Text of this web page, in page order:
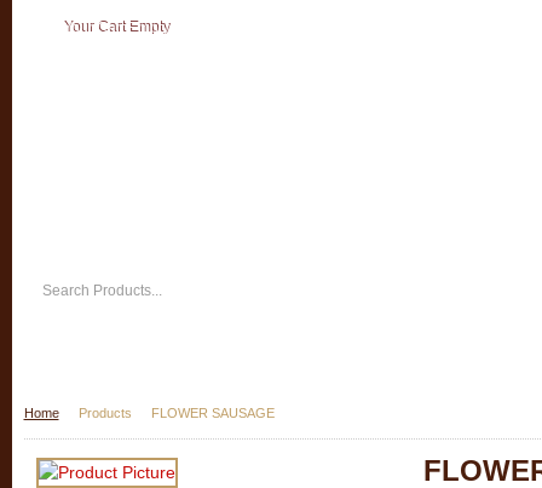
Your Cart Empty
Home Products FLOWER SAUSAGE